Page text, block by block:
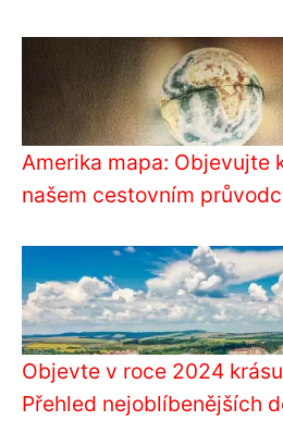
Amerika mapa: Objevujte
našem cestovním
Objevte v roce 2024
Přehled nejoblíbenějších